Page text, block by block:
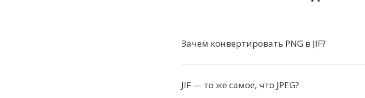
Зачем конвертировать PNG в JIF?
JIF — то же самое, что JPEG?